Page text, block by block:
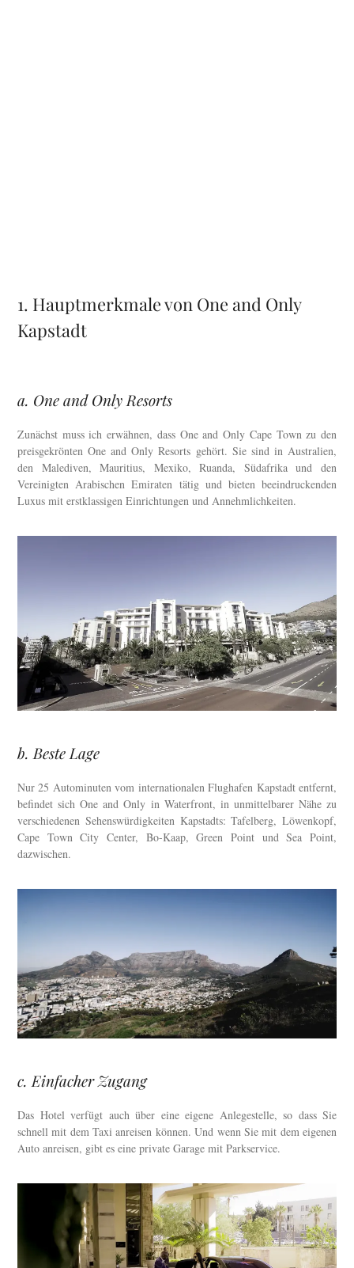
1. Hauptmerkmale von One and Only
Kapstadt
a. One and Only Resorts
Zunächst muss ich erwähnen, dass One and Only Cape Town zu den
preisgekrönten One and Only Resorts gehört. Sie sind in Australien,
den Malediven, Mauritius, Mexiko, Ruanda, Südafrika und den
Vereinigten Arabischen Emiraten tätig und bieten beeindruckenden
Luxus mit erstklassigen Einrichtungen und Annehmlichkeiten.
b. Beste Lage
Nur 25 Autominuten vom internationalen Flughafen Kapstadt entfernt,
befindet sich One and Only in Waterfront, in unmittelbarer Nähe zu
verschiedenen Sehenswürdigkeiten Kapstadts: Tafelberg, Löwenkopf,
Cape Town City Center, Bo-Kaap, Green Point und Sea Point,
dazwischen.
c. Einfacher Zugang
Das Hotel verfügt auch über eine eigene Anlegestelle, so dass Sie
schnell mit dem Taxi anreisen können. Und wenn Sie mit dem eigenen
Auto anreisen, gibt es eine private Garage mit Parkservice.